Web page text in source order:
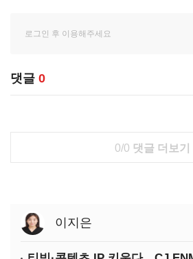
댓글 0
0/0 댓글 더보기
이지은